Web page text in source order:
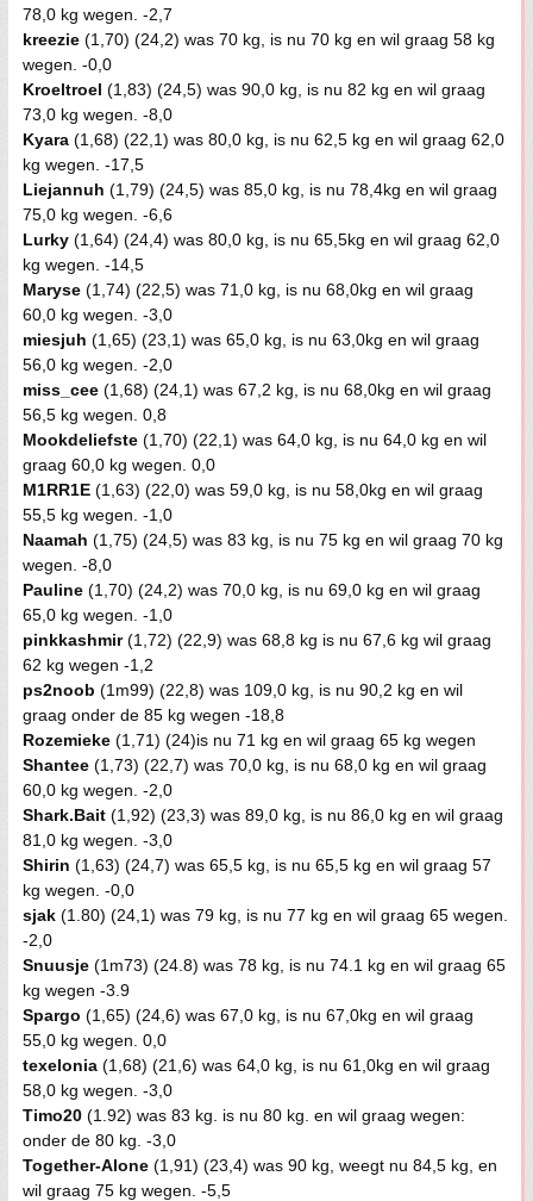
78,0 kg wegen. -2,7
kreezie (1,70) (24,2) was 70 kg, is nu 70 kg en wil graag 58 kg
wegen. -0,0
Kroeltroel (1,83) (24,5) was 90,0 kg, is nu 82 kg en wil graag
73,0 kg wegen. -8,0
Kyara (1,68) (22,1) was 80,0 kg, is nu 62,5 kg en wil graag 62,0
kg wegen. -17,5
Liejannuh (1,79) (24,5) was 85,0 kg, is nu 78,4kg en wil graag
75,0 kg wegen. -6,6
Lurky (1,64) (24,4) was 80,0 kg, is nu 65,5kg en wil graag 62,0
kg wegen. -14,5
Maryse (1,74) (22,5) was 71,0 kg, is nu 68,0kg en wil graag
60,0 kg wegen. -3,0
miesjuh (1,65) (23,1) was 65,0 kg, is nu 63,0kg en wil graag
56,0 kg wegen. -2,0
miss_cee (1,68) (24,1) was 67,2 kg, is nu 68,0kg en wil graag
56,5 kg wegen. 0,8
Mookdeliefste (1,70) (22,1) was 64,0 kg, is nu 64,0 kg en wil
graag 60,0 kg wegen. 0,0
M1RR1E (1,63) (22,0) was 59,0 kg, is nu 58,0kg en wil graag
55,5 kg wegen. -1,0
Naamah (1,75) (24,5) was 83 kg, is nu 75 kg en wil graag 70 kg
wegen. -8,0
Pauline (1,70) (24,2) was 70,0 kg, is nu 69,0 kg en wil graag
65,0 kg wegen. -1,0
pinkkashmir(1,72) (22,9) was 68,8 kg is nu 67,6 kg wil graag
62 kg wegen -1,2
ps2noob (1m99) (22,8) was 109,0 kg, is nu 90,2 kg en wil
graag onder de 85 kg wegen -18,8
Rozemieke (1,71) (24)is nu 71 kg en wil graag 65 kg wegen
Shantee (1,73) (22,7) was 70,0 kg, is nu 68,0 kg en wil graag
60,0 kg wegen. -2,0
Shark.Bait (1,92) (23,3) was 89,0 kg, is nu 86,0 kg en wil graag
81,0 kg wegen. -3,0
Shirin (1,63) (24,7) was 65,5 kg, is nu 65,5 kg en wil graag 57
kg wegen. -0,0
sjak (1.80) (24,1) was 79 kg, is nu 77 kg en wil graag 65 wegen.
-2,0
Snuusje (1m73) (24.8) was 78 kg, is nu 74.1 kg en wil graag 65
kg wegen -3.9
Spargo (1,65) (24,6) was 67,0 kg, is nu 67,0kg en wil graag
55,0 kg wegen. 0,0
texelonia (1,68) (21,6) was 64,0 kg, is nu 61,0kg en wil graag
58,0 kg wegen. -3,0
Timo20 (1.92) was 83 kg. is nu 80 kg. en wil graag wegen:
onder de 80 kg. -3,0
Together-Alone (1,91) (23,4) was 90 kg, weegt nu 84,5 kg, en
wil graag 75 kg wegen. -5,5